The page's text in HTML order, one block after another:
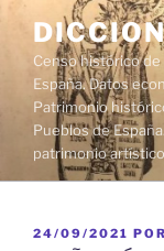
contenido
Censo histórico de
España. Datos
Patrimonio
Pueblos de
patrimonio
PUBLICADO
24/09/2021 POR